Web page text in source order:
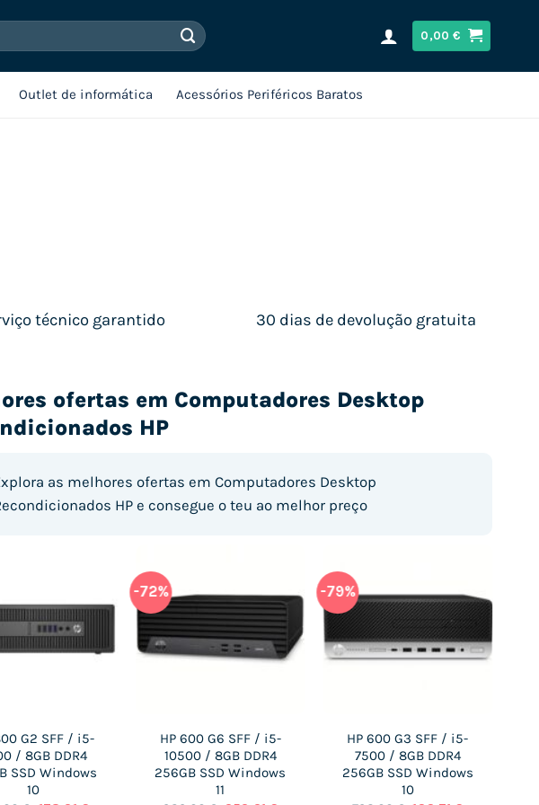
0,00€
Outlet de informática Acessórios Periféricos Baratos
técnico garantido 30 dias de devolução gratuita
G1 SFF / i5-
/ 8GB DDR3
SSD Windows
10
ofertas em Computadores Desktop
HP
as melhores ofertas em Computadores Desktop
HP e consegue o teu ao melhor preço
G2 SFF / i5-
/ 8GB DDR4
SSD Windows
10
-72%
HP 600 G6 SFF / i5-
10500 / 8GB DDR4
256GB SSD Windows
11
-79%
HP 600 G3 SFF / i5-
7500 / 8GB DDR4
256GB SSD Windows
10